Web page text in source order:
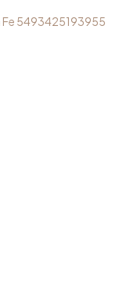
5493425193955